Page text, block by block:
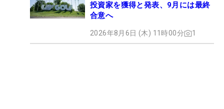
投資家を獲得と発表、9月には最終
合意へ
2026年8月6日 (木) 11時00分 1